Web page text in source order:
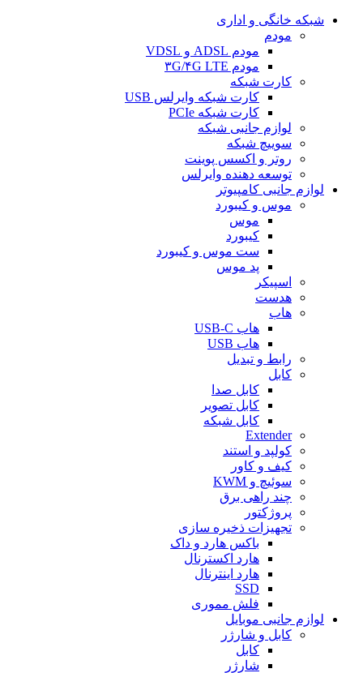
شبکه خانگی و اداری
مودم
مودم ADSL و VDSL
مودم ۳G/۴G LTE
کارت شبکه
کارت شبکه وایرلس USB
کارت شبکه PCIe
لوازم جانبی شبکه
سوییچ شبکه
روتر و اکسس پوینت
توسعه دهنده وایرلس
لوازم جانبی کامپیوتر
موس و کیبورد
موس
کیبورد
ست موس و کیبورد
پد موس
اسپیکر
هدست
هاب
هاب USB-C
هاب USB
رابط و تبدیل
کابل
کابل صدا
کابل تصویر
کابل شبکه
Extender
کولپد و استند
کیف و کاور
سوئیچ و KWM
چند راهی برق
پروژکتور
تجهیزات ذخیره سازی
باکس هارد و داک
هارد اکسترنال
هارد اینترنال
SSD
فلش مموری
لوازم جانبی موبایل
کابل و شارژر
کابل
شارژر